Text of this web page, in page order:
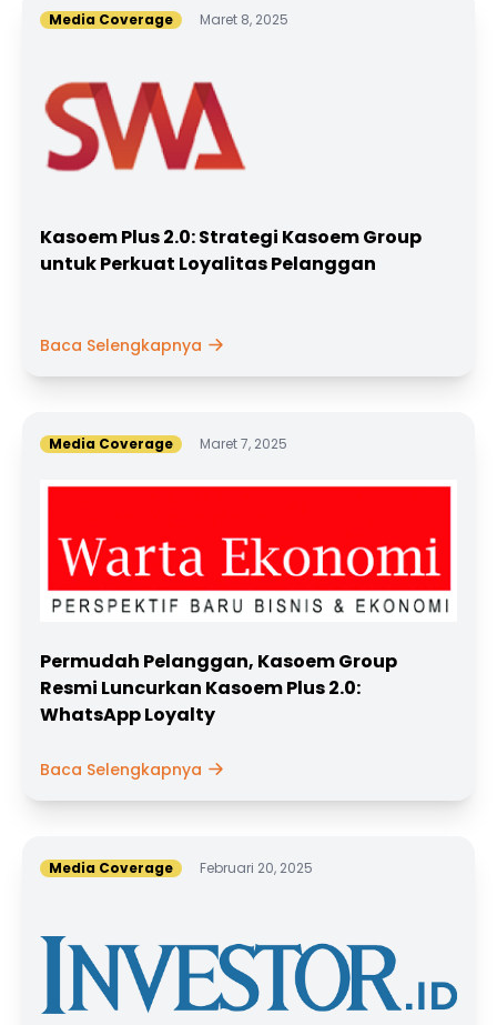
Media Coverage Maret 8, 2025
Kasoem Plus 2.0: Strategi Kasoem Group
untuk Perkuat Loyalitas Pelanggan
Baca Selengkapnya
Media Coverage Maret 7, 2025
Permudah Pelanggan, Kasoem Group
Resmi Luncurkan Kasoem Plus 2.0:
WhatsApp Loyalty
Baca Selengkapnya
Media Coverage Februari 20, 2025